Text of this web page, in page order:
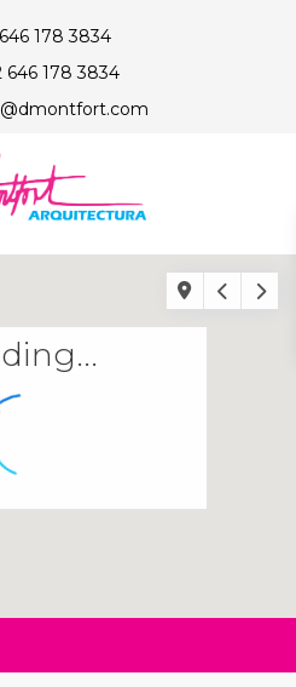
646 178 3834
646 178 3834